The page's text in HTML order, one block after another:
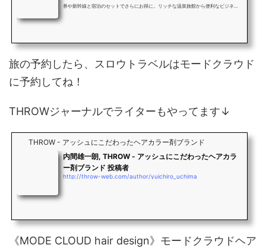
券や新幹線と宿泊のセットでさらにお得に。リッチな温泉旅館から便利なビジネス
旅の予約したら、スロウトラベルはモードクラウド
に予約してね！
THROWジャーナルでライターもやってます↓
THROW - アッシュにこだわったヘアカラー剤ブランド
内間雄一朗, THROW - アッシュにこだわったヘアカラ
ー剤ブランド 投稿者
http://throw-web.com/author/yuichiro_uchima
《MODE CLOUD hair design》モードクラウドヘア